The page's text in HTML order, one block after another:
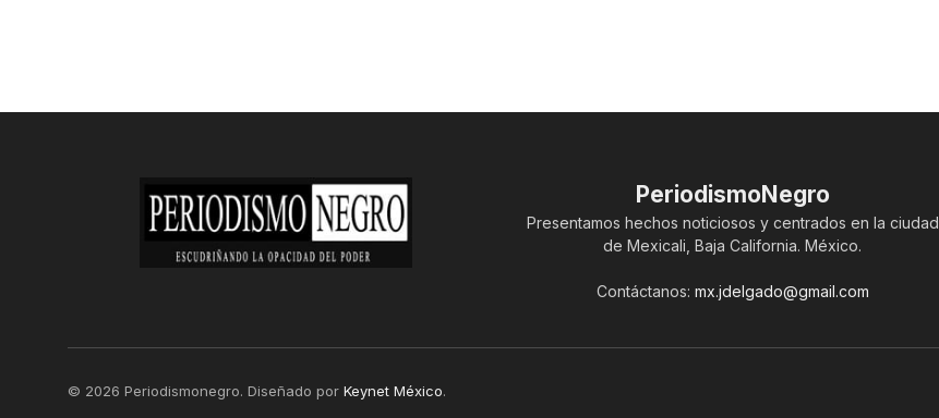
PeriodismoNegro
Presentamos hechos noticiosos y centrados en la ciudad
de Mexicali, Baja California. México.
Contáctanos: mx.jdelgado@gmail.com
© 2026 Periodismonegro. Diseñado por Keynet México.